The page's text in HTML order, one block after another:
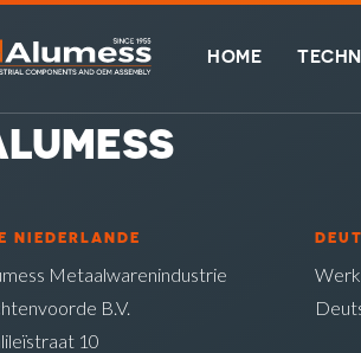
HOME
NIEDERLANDE
Metaalwarenindustrie
B.V.
10